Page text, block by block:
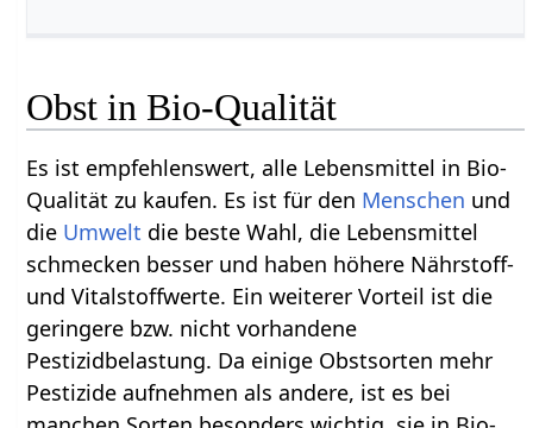
Obst in Bio-Qualität
Es ist empfehlenswert, alle Lebensmittel in Bio-
Qualität zu kaufen. Es ist für den Menschen und
die Umwelt die beste Wahl, die Lebensmittel
schmecken besser und haben höhere Nährstoff-
und Vitalstoffwerte. Ein weiterer Vorteil ist die
geringere bzw. nicht vorhandene
Pestizidbelastung. Da einige Obstsorten mehr
Pestizide aufnehmen als andere, ist es bei